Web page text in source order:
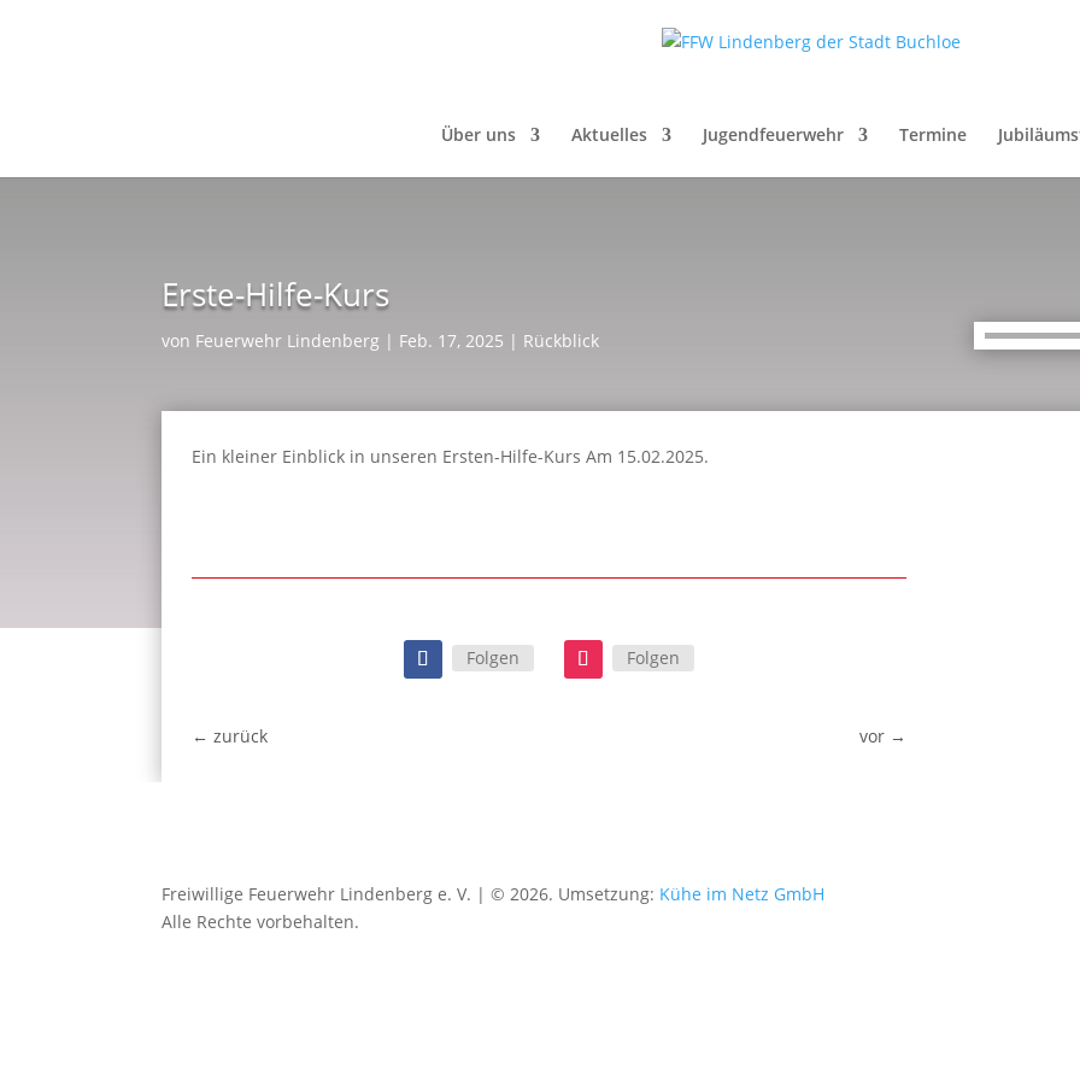
Über uns Aktuelles Jugendfeuerwehr Termine
Erste-Hilfe-Kurs
von Feuerwehr Lindenberg | Feb. 17, 2025 | Rückblick
Ein kleiner Einblick in unseren Ersten-Hilfe-Kurs Am 15.02.2025.
Folgen Folgen
←zurück vor→
Freiwillige Feuerwehr Lindenberg e. V. | © 2026. Umsetzung: Kühe im Netz GmbH
Alle Rechte vorbehalten.